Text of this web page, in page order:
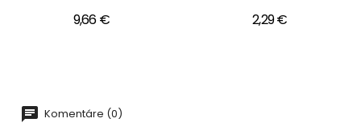
9,66 € 2,29 €
Komentáre (0)